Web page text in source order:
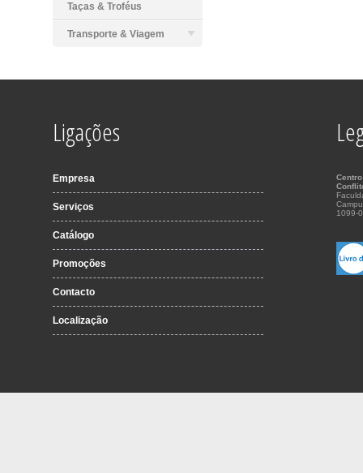
Taças & Troféus
Transporte & Viagem
Ligações
Empresa
Serviços
Catálogo
Promoções
Contacto
Localização
1099-